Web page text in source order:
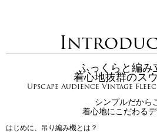
ふっくらと編み
着心地抜群のス
Upscape Audience Vintage
シンプルだから
着心地にこだわる
はじめに、吊り編み機とは？